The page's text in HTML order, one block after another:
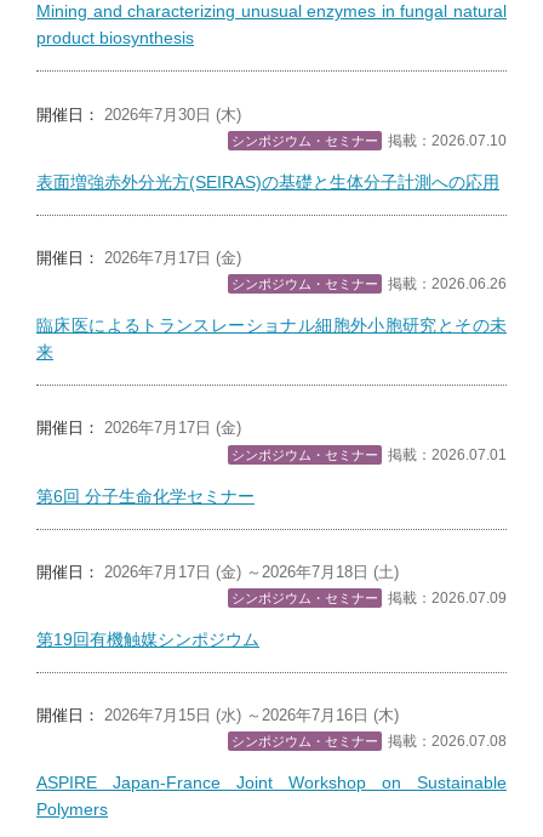
Mining and characterizing unusual enzymes in fungal natural
product biosynthesis
開催日： 2026年7月30日 (木)
シンポジウム・セミナー 掲載：2026.07.10
表面増強赤外分光方(SEIRAS)の基礎と生体分子計測への応用
開催日： 2026年7月17日 (金)
シンポジウム・セミナー 掲載：2026.06.26
臨床医によるトランスレーショナル細胞外小胞研究とその未
来
開催日： 2026年7月17日 (金)
シンポジウム・セミナー 掲載：2026.07.01
第6回 分子生命化学セミナー
開催日： 2026年7月17日 (金) ～2026年7月18日 (土)
シンポジウム・セミナー 掲載：2026.07.09
第19回有機触媒シンポジウム
開催日： 2026年7月15日 (水) ～2026年7月16日 (木)
シンポジウム・セミナー 掲載：2026.07.08
ASPIRE Japan-France Joint Workshop on Sustainable
Polymers